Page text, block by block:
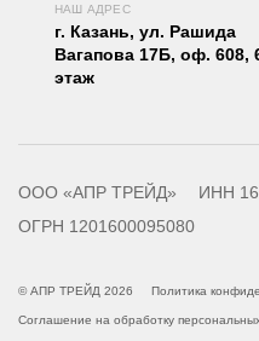
НАШ АДРЕС
г. Казань, ул. Рашида
Вагапова 17Б, оф. 608,
этаж
ООО «АПР ТРЕЙД»
ИНН
ОГРН 1201600095080
© АПР ТРЕЙД 2026 Политика
Соглашение на обработку